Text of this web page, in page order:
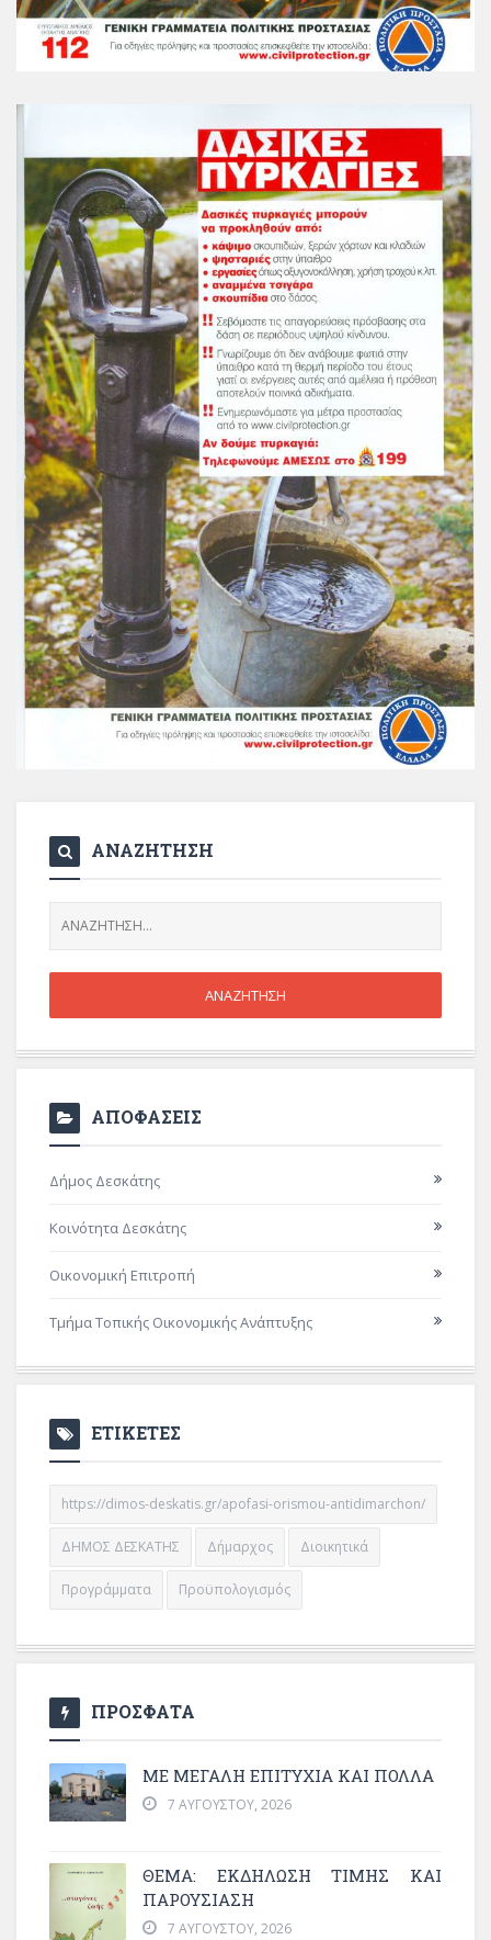
ΑΝΑΖΗΤΗΣΗ
ΑΠΟΦΑΣΕΙΣ
Δήμος Δεσκάτης
Κοινότητα Δεσκάτης
Οικονομική Επιτροπή
Τμήμα Τοπικής Οικονομικής Ανάπτυξης
ΕΤΙΚΕΤΕΣ
https://dimos-deskatis.gr/apofasi-orismou-antidimarchon/
ΔΗΜΟΣ ΔΕΣΚΑΤΗΣ Δήμαρχος Διοικητικά
Προγράμματα Προϋπολογισμός
ΠΡΟΣΦΑΤΑ
ΜΕ ΜΕΓΆΛΗ ΕΠΙΤΥΧΊΑ ΚΑΙ ΠΟΛΛΆ
7 ΑΥΓΟΎΣΤΟΥ, 2026
ΘΈΜΑ: ΕΚΔΉΛΩΣΗ ΤΙΜΉΣ ΚΑΙ
ΠΑΡΟΥΣΊΑΣΗ
7 ΑΥΓΟΎΣΤΟΥ, 2026